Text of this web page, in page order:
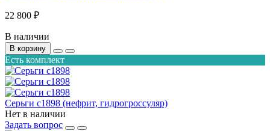
22 800 ₽
В наличии
В корзину
Есть комплект
Серьги с1898 (нефрит, гидрогроссуляр)
Нет в наличии
Задать вопрос